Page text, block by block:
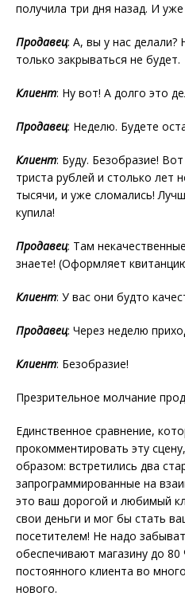
получила три дня назад. И
Продавец: А, вы у нас делали?
только закрываться не будет.
Клиент: Ну вот! А долго это
Продавец: Неделю. Будете
Клиент: Буду. Безобразие!
триста рублей и столько лет
тысячи, и уже сломались!
купила!
Продавец: Там
знаете! (Оформляет
Клиент: У вас они будто
Продавец: Через неделю
Клиент: Безобразие!
Презрительное молчание
Единственное сравнение,
прокомментировать эту
образом: встретились два
запрограммированные на
это ваш дорогой и любимый
свои деньги и мог бы стать
посетителем! Не надо
обеспечивают магазину до 80
постоянного клиента во
нового.